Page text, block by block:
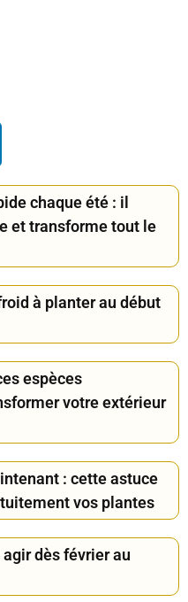
chaque été : il
et transforme tout le
à planter au début
espèces
votre extérieur
: cette astuce
vos plantes
dès février au